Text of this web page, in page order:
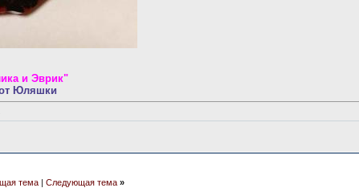
и Эврик"
Юляшки
тема| Следующая тема »